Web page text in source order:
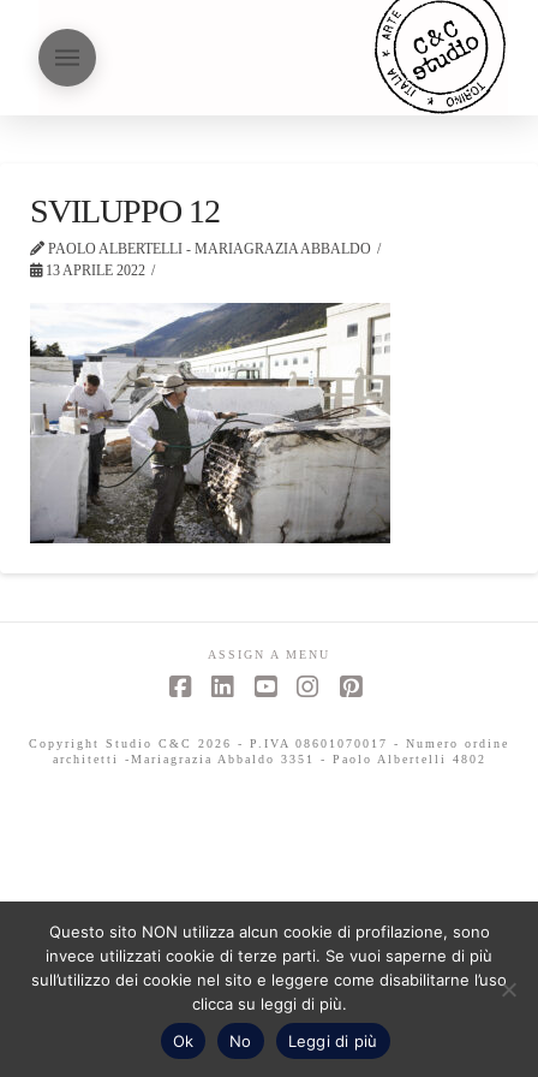
SVILUPPO 12
PAOLO ALBERTELLI - MARIAGRAZIA ABBALDO
13 APRILE 2022
ASSIGN A MENU
Copyright Studio C&C 2026 - P.IVA 08601070017 - Numero ordine
architetti -Mariagrazia Abbaldo 3351 - Paolo Albertelli 4802
Questo sito NON utilizza alcun cookie di profilazione, sono
invece utilizzati cookie di terze parti. Se vuoi saperne di più
sull’utilizzo dei cookie nel sito e leggere come disabilitarne l’uso
clicca su leggi di più.
Ok
No Leggi di più